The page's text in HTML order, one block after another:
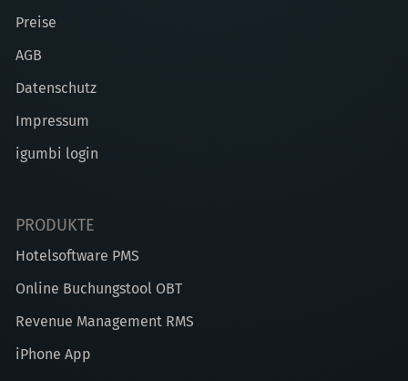
Preise
AGB
Datenschutz
Impressum
igumbi login
PRODUKTE
Hotelsoftware PMS
Online Buchungstool OBT
Revenue Management RMS
iPhone App